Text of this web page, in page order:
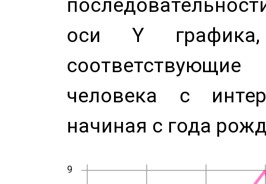
оси Y
человека с
начиная с года